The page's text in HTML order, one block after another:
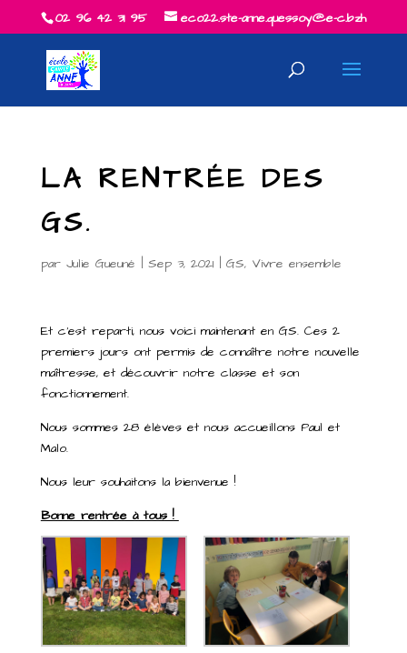
02 96 42 31 95 eco22.ste-anne.quessoy@e-c.bzh
LA RENTRÉE DES
GS.
par Julie Gueuné | Sep 3, 2021| GS, Vivre ensemble
Et c’est reparti, nous voici maintenant en GS. Ces 2
premiers jours ont permis de connaître notre nouvelle
maîtresse, et découvrir notre classe et son
fonctionnement.
Nous sommes 28 élèves et nous accueillons Paul et
Malo.
Nous leur souhaitons la bienvenue !
Bonne rentrée à tous !